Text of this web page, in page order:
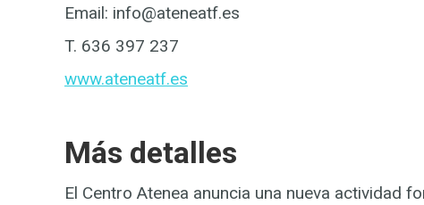
Email: info@ateneatf.es
T. 636 397 237
www.ateneatf.es
Más detalles
El Centro Atenea anuncia una nueva actividad